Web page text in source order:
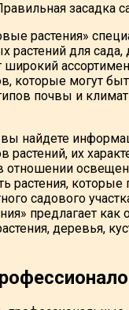
растения»
растений для сада,
которые могут
почвы и
вы найдете
растений, их
отношении
растения, которые
садового
предлагает как
деревья,